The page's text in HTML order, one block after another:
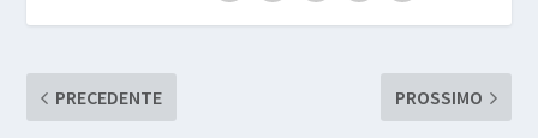
PRECEDENTE PROSSIMO